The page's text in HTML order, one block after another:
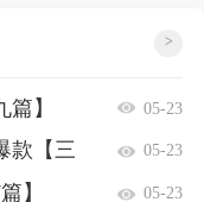
>
】 05-23
款【三
05-23
】 05-23